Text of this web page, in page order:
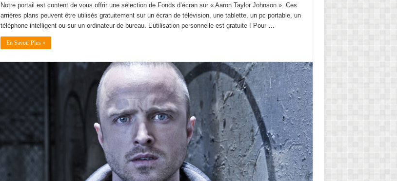
Notre portail est content de vous offrir une sélection de Fonds d’écran sur « Aaron Taylor Johnson ». Ces
arrières plans peuvent être utilisés gratuitement sur un écran de télévision, une tablette, un pc portable, un
téléphone intelligent ou sur un ordinateur de bureau. L’utilisation personnelle est gratuite ! Pour …
En Savoir Plus »